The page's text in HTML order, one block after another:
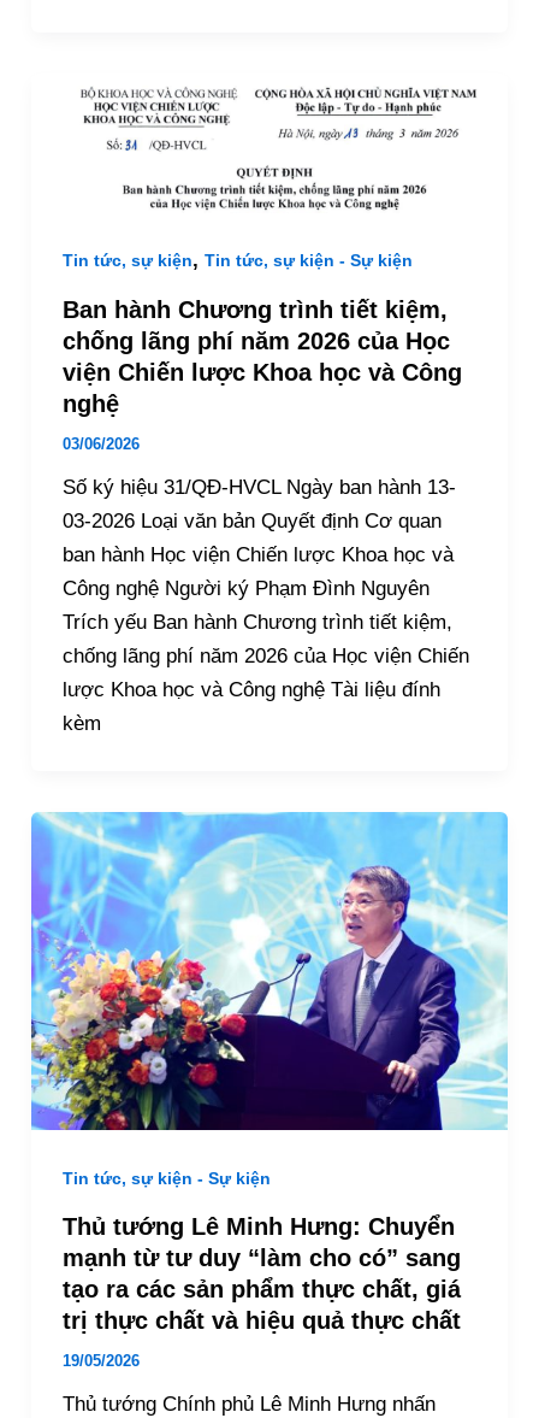
Tin tức, sự kiện, Tin tức, sự kiện - Sự kiện
Ban hành Chương trình tiết kiệm,
chống lãng phí năm 2026 của Học
viện Chiến lược Khoa học và Công
nghệ
03/06/2026
Số ký hiệu 31/QĐ-HVCL Ngày ban hành 13-
03-2026 Loại văn bản Quyết định Cơ quan
ban hành Học viện Chiến lược Khoa học và
Công nghệ Người ký Phạm Đình Nguyên
Trích yếu Ban hành Chương trình tiết kiệm,
chống lãng phí năm 2026 của Học viện Chiến
lược Khoa học và Công nghệ Tài liệu đính
kèm
Tin tức, sự kiện - Sự kiện
Thủ tướng Lê Minh Hưng: Chuyển
mạnh từ tư duy “làm cho có” sang
tạo ra các sản phẩm thực chất, giá
trị thực chất và hiệu quả thực chất
19/05/2026
Thủ tướng Chính phủ Lê Minh Hưng nhấn